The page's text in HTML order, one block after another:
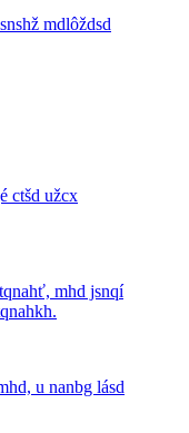
mdlôždsd
ctšd užcx
tqnahť, mhd jsnqí
u nanbg lásd